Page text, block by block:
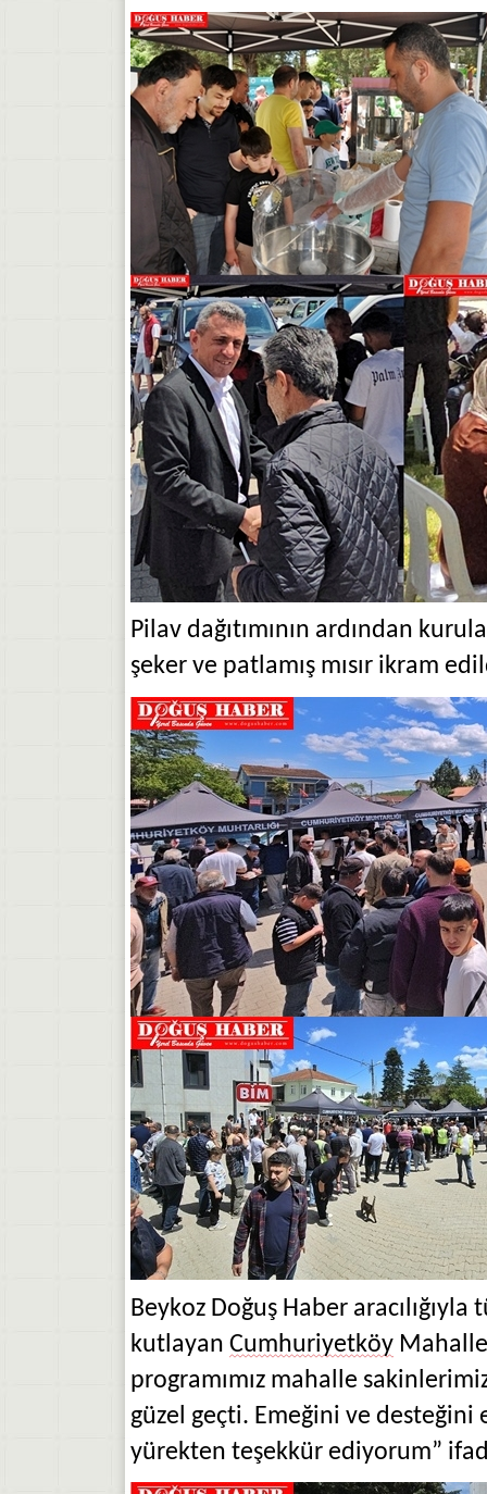
Pilav dağıtımının ardından
şeker ve patlamış mısır ikram
Beykoz Doğuş Haber
kutlayan Cumhuriyetköy
programımız mahalle
güzel geçti. Emeğini ve desteğini
yürekten teşekkür ediyorum”